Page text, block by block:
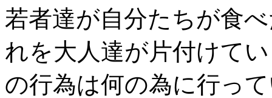
若者達が自分たちが食
れを大人達が片付けて
の行為は何の為に行っ